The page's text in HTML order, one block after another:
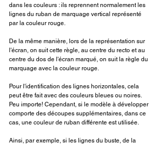
dans les couleurs : ils reprennent normalement les
lignes du ruban de marquage vertical représenté
par la couleur rouge.
De la même manière, lors de la représentation sur
l'écran, on suit cette règle, au centre du recto et au
centre du dos de l'écran marqué, on suit la règle du
marquage avec la couleur rouge.
Pour l'identification des lignes horizontales, cela
peut être fait avec des couleurs bleues ou noires.
Peu importe! Cependant, si le modèle à développer
comporte des découpes supplémentaires, dans ce
cas, une couleur de ruban différente est utilisée.
Ainsi, par exemple, si les lignes du buste, de la